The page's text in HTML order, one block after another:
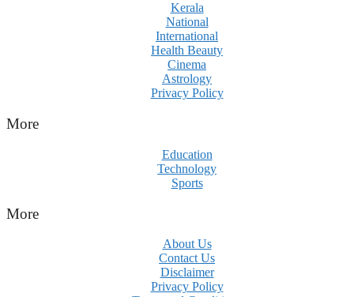
Kerala
National
International
Health Beauty
Cinema
Astrology
Privacy Policy
More
Education
Technology
Sports
More
About Us
Contact Us
Disclaimer
Privacy Policy